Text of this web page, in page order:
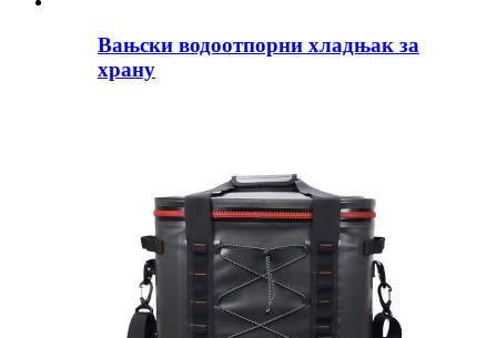
Вањски водоотпорни хладњак за
храну